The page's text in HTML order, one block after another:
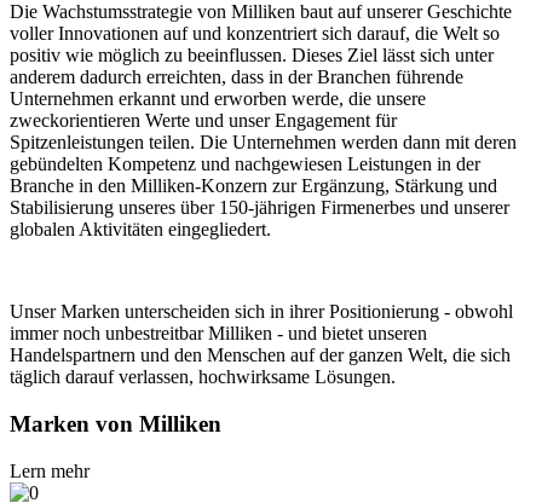
Die Wachstumsstrategie von Milliken baut auf unserer Geschichte
voller Innovationen auf und konzentriert sich darauf, die Welt so
positiv wie möglich zu beeinflussen. Dieses Ziel lässt sich unter
anderem dadurch erreichten, dass in der Branchen führende
Unternehmen erkannt und erworben werde, die unsere
zweckorientieren Werte und unser Engagement für
Spitzenleistungen teilen. Die Unternehmen werden dann mit deren
gebündelten Kompetenz und nachgewiesen Leistungen in der
Branche in den Milliken-Konzern zur Ergänzung, Stärkung und
Stabilisierung unseres über 150-jährigen Firmenerbes und unserer
globalen Aktivitäten eingegliedert.
Unser Marken unterscheiden sich in ihrer Positionierung - obwohl
immer noch unbestreitbar Milliken - und bietet unseren
Handelspartnern und den Menschen auf der ganzen Welt, die sich
täglich darauf verlassen, hochwirksame Lösungen.
Marken von Milliken
Lern mehr